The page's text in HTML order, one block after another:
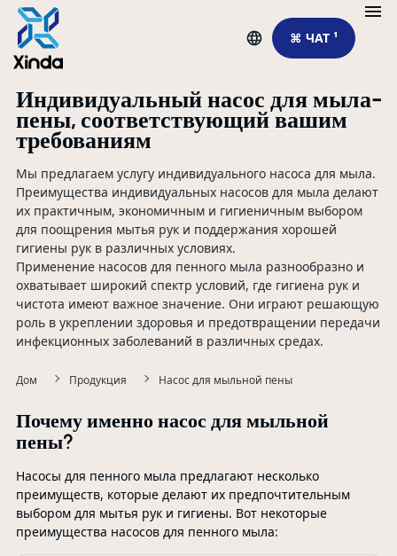
⌘ ЧАТ ¹
Индивидуальный насос для мыла-
пены, соответствующий вашим
требованиям
Мы предлагаем услугу индивидуального насоса для мыла.
Преимущества индивидуальных насосов для мыла делают
их практичным, экономичным и гигиеничным выбором
для поощрения мытья рук и поддержания хорошей
гигиены рук в различных условиях.
Применение насосов для пенного мыла разнообразно и
охватывает широкий спектр условий, где гигиена рук и
чистота имеют важное значение. Они играют решающую
роль в укреплении здоровья и предотвращении передачи
инфекционных заболеваний в различных средах.
Дом Продукция Насос для мыльной пены
Почему именно насос для мыльной
пены?
Насосы для пенного мыла предлагают несколько
преимуществ, которые делают их предпочтительным
выбором для мытья рук и гигиены. Вот некоторые
преимущества насосов для пенного мыла: